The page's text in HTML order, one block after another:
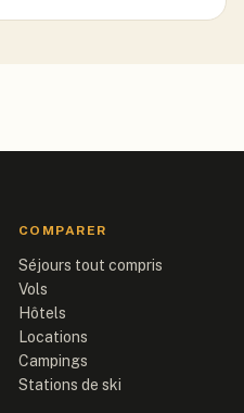
COMPARER
Séjours tout compris
Vols
Hôtels
Locations
Campings
Stations de ski